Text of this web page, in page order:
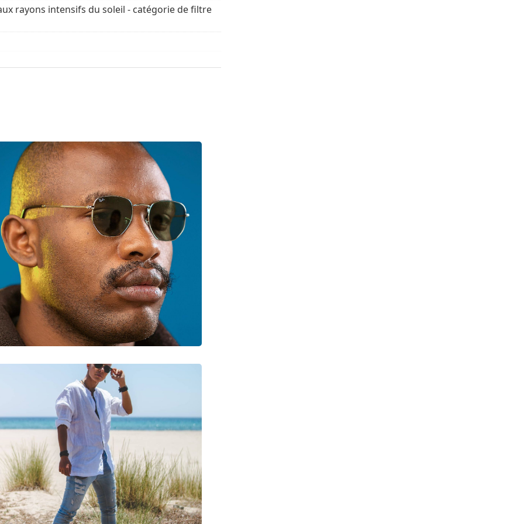
d'autres modèles de marques
rayons intensifs du soleil - catégorie de filtre